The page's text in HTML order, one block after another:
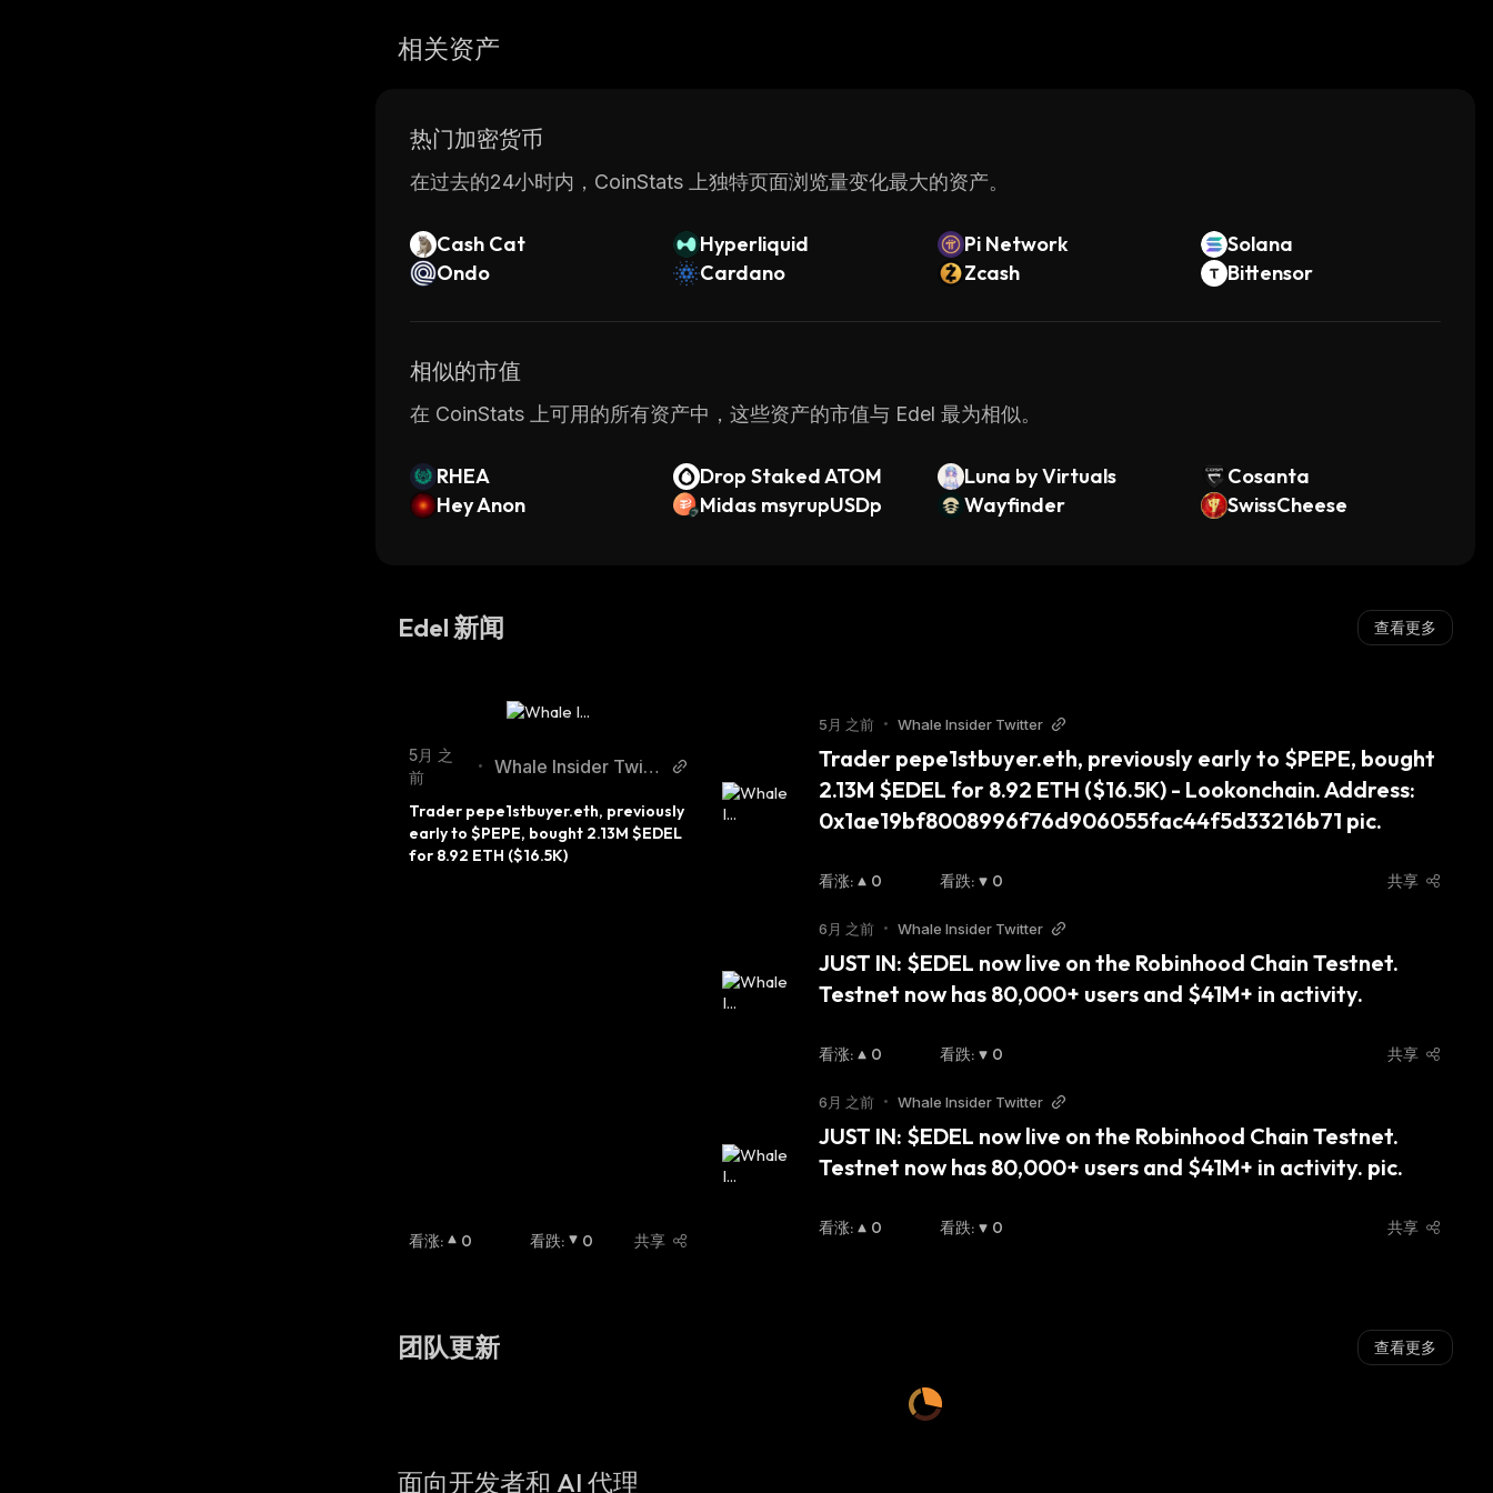
相关资产
热门加密货币
在过去的24小时内，CoinStats 上独特页面浏览量变化最大的资产。
Cash Cat Hyperliquid Pi Network
Solana
Ondo
Cardano Zcash Bittensor
相似的市值
在 CoinStats 上可用的所有资产中，这些资产的市值与 Edel 最为相似。
RHEA Drop Staked ATOM Luna by Virtuals
Cosanta
Hey Anon
Midas msyrupUSDp Wayfinder SwissCheese
Edel 新闻 查看更多
5月 之
前
•
Whale Insider Twitt
Trader pepe1stbuyer.eth, previously
early to $PEPE, bought 2.13M $EDEL
for 8.92 ETH ($16.5K)
看涨: 0 看跌: 0 共享
5月 之前 • Whale Insider Twitter
Trader pepe1stbuyer.eth, previously early to $PEPE, bought
2.13M $EDEL for 8.92 ETH ($16.5K) - Lookonchain. Address:
0x1ae19bf8008996f76d906055fac44f5d33216b71 pic.
看涨: 0 看跌: 0 共享
6月 之前 • Whale Insider Twitter
JUST IN: $EDEL now live on the Robinhood Chain Testnet.
Testnet now has 80,000+ users and $41M+ in activity.
看涨: 0 看跌: 0 共享
6月 之前 • Whale Insider Twitter
JUST IN: $EDEL now live on the Robinhood Chain Testnet.
Testnet now has 80,000+ users and $41M+ in activity. pic.
看涨: 0 看跌: 0 共享
团队更新 查看更多
面向开发者和 AI 代理